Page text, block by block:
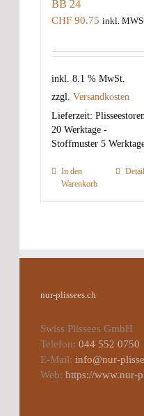
BB 24
CHF90.75 inkl.
inkl. 8.1 % MwSt.
zzgl. Versandkosten
Lieferzeit:
20 Werktage -
Stoffmuster 5
In den
Warenkorb
nur-plissees.ch
Swiss Plissees GmbH
Telefon: 044 552 0750
E-Mail: info@nur-
Web: https://www.nur-